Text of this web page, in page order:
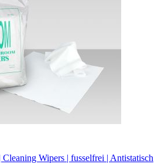
Wipers | fusselfrei | Antistatisch